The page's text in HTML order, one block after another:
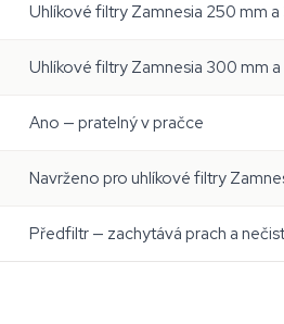
Uhlíkové filtry Zamnesia 250 mm
Uhlíkové filtry Zamnesia 300 mm
Ano — pratelný v pračce
Navrženo pro uhlíkové filtry
Předfiltr — zachytává prach a